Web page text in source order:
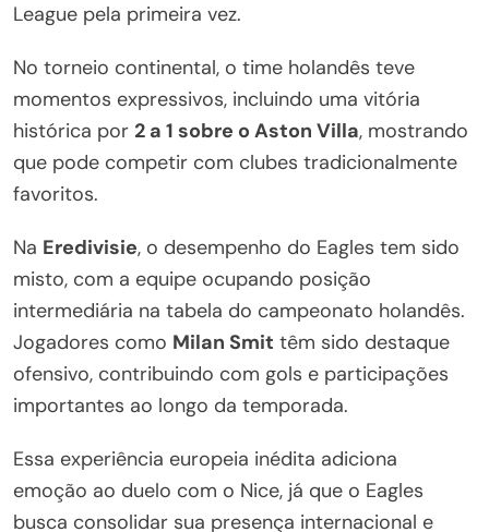
League pela primeira vez.
No torneio continental, o time holandês teve
momentos expressivos, incluindo uma vitória
histórica por 2 a 1 sobre o Aston Villa, mostrando
que pode competir com clubes tradicionalmente
favoritos.
Na Eredivisie, o desempenho do Eagles tem sido
misto, com a equipe ocupando posição
intermediária na tabela do campeonato holandês.
Jogadores como Milan Smit têm sido destaque
ofensivo, contribuindo com gols e participações
importantes ao longo da temporada.
Essa experiência europeia inédita adiciona
emoção ao duelo com o Nice, já que o Eagles
busca consolidar sua presença internacional e